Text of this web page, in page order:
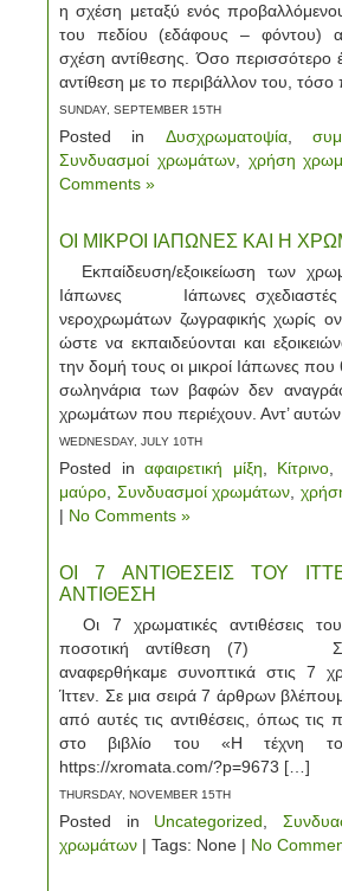
η σχέση μεταξύ ενός
του πεδίου (εδάφους – φόντου)
σχέση αντίθεσης. Όσο περισσότερο
αντίθεση με το περιβάλλον του,
SUNDAY, SEPTEMBER 15TH
Posted in Δυσχρωματοψία,
Συνδυασμοί χρωμάτων, χρήση
Comments »
ΟΙ ΜΙΚΡΟΙ ΙΑΠΩΝΕΣ ΚΑΙ Η
Εκπαίδευση/εξοικείωση των
Ιάπωνες Ιάπωνες σχεδιαστές
νεροχρωμάτων ζωγραφικής χωρίς
ώστε να εκπαιδεύονται και
την δομή τους οι μικροί Ιάπωνες
σωληνάρια των βαφών δεν
χρωμάτων που περιέχουν. Αντ’
WEDNESDAY, JULY 10TH
Posted inαφαιρετική μίξη Κίτρινο
μαύρο Συνδυασμοί χρωμάτων
| No Comments »
ΟΙ 7 ΑΝΤΙΘΕΣΕΙΣ ΤΟΥ
ΑΝΤΙΘΕΣΗ
Οι 7 χρωματικές αντιθέσεις
ποσοτική αντίθεση (7) Σε
αναφερθήκαμε συνοπτικά στις 7
Ίττεν. Σε μια σειρά 7 άρθρων
από αυτές τις αντιθέσεις, όπως τις
στο βιβλίο του «Η
https://xromata.com/?p=9673 […]
THURSDAY, NOVEMBER 15TH
Posted in Uncategorized
χρωμάτων | Tags: None | No